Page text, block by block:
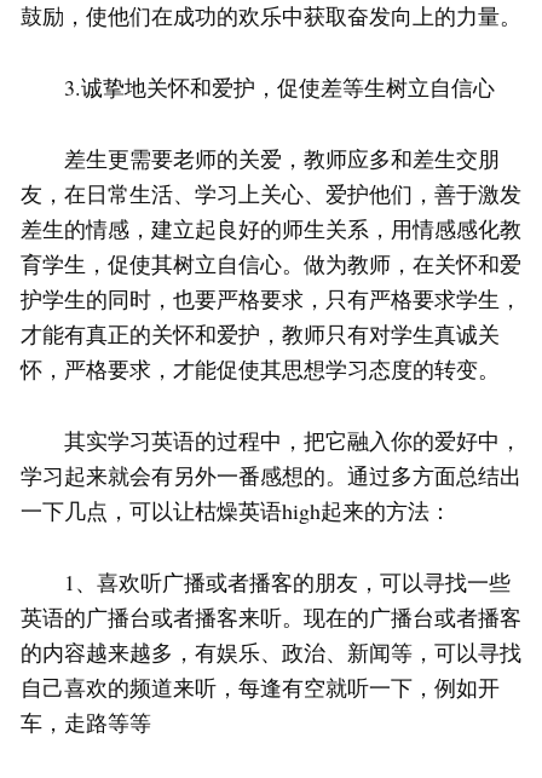
鼓励，使他们在成功的欢乐中获取奋发向上的力量。
3.诚挚地关怀和爱护，促使差等生树立自信心
差生更需要老师的关爱，教师应多和差生交朋
友，在日常生活、学习上关心、爱护他们，善于激发
差生的情感，建立起良好的师生关系，用情感感化教
育学生，促使其树立自信心。做为教师，在关怀和爱
护学生的同时，也要严格要求，只有严格要求学生，
才能有真正的关怀和爱护，教师只有对学生真诚关
怀，严格要求，才能促使其思想学习态度的转变。
其实学习英语的过程中，把它融入你的爱好中，
学习起来就会有另外一番感想的。通过多方面总结出
一下几点，可以让枯燥英语high起来的方法：
1、喜欢听广播或者播客的朋友，可以寻找一些
英语的广播台或者播客来听。现在的广播台或者播客
的内容越来越多，有娱乐、政治、新闻等，可以寻找
自己喜欢的频道来听，每逢有空就听一下，例如开
车，走路等等